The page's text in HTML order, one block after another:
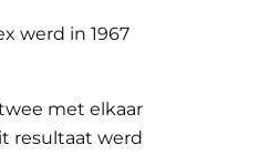
werd in 1967
met elkaar
resultaat werd